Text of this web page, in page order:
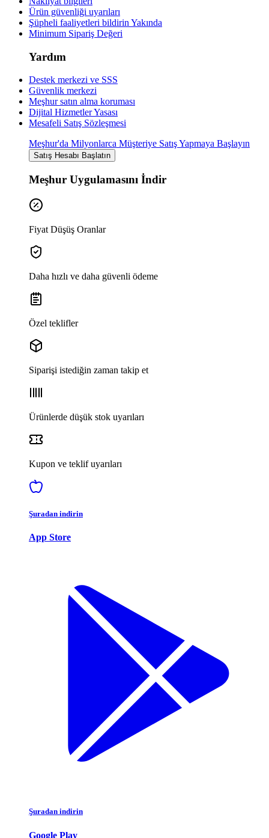
Ürün güvenliği uyarıları
Şüpheli faaliyetleri bildirin Yakında
Minimum Sipariş Değeri
Yardım
Destek merkezi ve SSS
Güvenlik merkezi
Meşhur satın alma koruması
Dijital Hizmetler Yasası
Mesafeli Satış Sözleşmesi
Meşhur'da Milyonlarca Müşteriye Satış Yapmaya Başlayın
Satış Hesabı Başlatın
Meşhur Uygulamasını İndir
Fiyat Düşüş Oranlar
Daha hızlı ve daha güvenli ödeme
Özel teklifler
Siparişi istediğin zaman takip et
Ürünlerde düşük stok uyarıları
Kupon ve teklif uyarıları
Şuradan indirin
App Store
Şuradan indirin
Google Play